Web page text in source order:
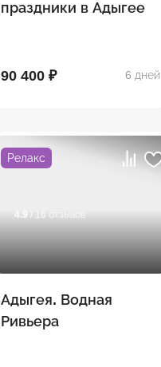
праздники в Адыгее
90 400 ₽ 6 дней
Релакс
4.9 / 16 отзывов
Адыгея. Водная
Ривьера